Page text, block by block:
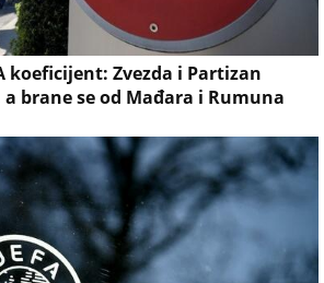
koeficijent: Zvezda i Partizan
brane se od Mađara i Rumuna